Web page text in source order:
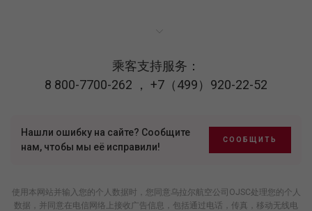
乘客支持服务：
8 800-7700-262 ， +7（499）920-22-52
Нашли ошибку на сайте? Сообщите
нам, чтобы мы её исправили!
СООБЩИТЬ
使用本网站并输入您的个人数据时，您同意乌拉尔航空公司OJSC处理您的个人
数据，并同意在电信网络上接收广告信息，包括通过电话，传真，移动无线电